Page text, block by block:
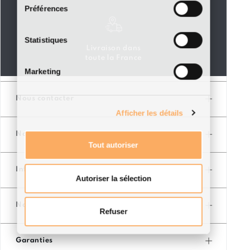
Préférences
Statistiques
Marketing
Afficher les détails
Tout autoriser
Autoriser la sélection
Refuser
Nos magasins
Garanties